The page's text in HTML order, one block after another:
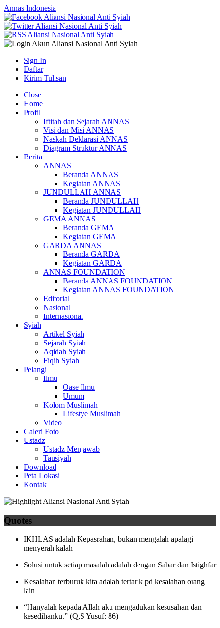
Annas Indonesia
Sign In
Daftar
Kirim Tulisan
Close
Home
Profil
Iftitah dan Sejarah ANNAS
Visi dan Misi ANNAS
Naskah Deklarasi ANNAS
Diagram Struktur ANNAS
Berita
ANNAS
Beranda ANNAS
Kegiatan ANNAS
JUNDULLAH ANNAS
Beranda JUNDULLAH
Kegiatan JUNDULLAH
GEMA ANNAS
Beranda GEMA
Kegiatan GEMA
GARDA ANNAS
Beranda GARDA
Kegiatan GARDA
ANNAS FOUNDATION
Beranda ANNAS FOUNDATION
Kegiatan ANNAS FOUNDATION
Editorial
Nasional
Internasional
Syiah
Artikel Syiah
Sejarah Syiah
Aqidah Syiah
Fiqih Syiah
Pelangi
Ilmu
Oase Ilmu
Umum
Kolom Muslimah
Lifestye Muslimah
Video
Galeri Foto
Ustadz
Ustadz Menjawab
Tausiyah
Download
Peta Lokasi
Kontak
Quotes
IKHLAS adalah Kepasrahan, bukan mengalah apalagi
menyerah kalah
Solusi untuk setiap masalah adalah dengan Sabar dan Istighfar
Kesalahan terburuk kita adalah tertarik pd kesalahan orang
lain
“Hanyalah kepada Allah aku mengadukan kesusahan dan
kesedihanku.” (Q,S Yusuf: 86)